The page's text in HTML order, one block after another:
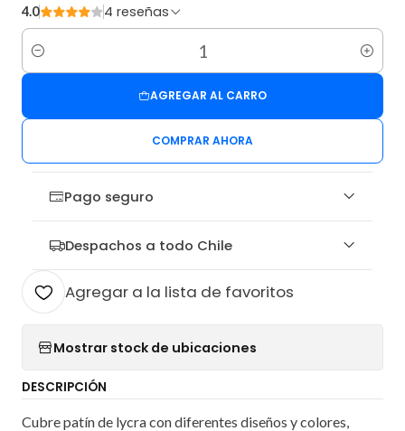
4.0 4 reseñas
Cantidad
AGREGAR AL CARRO
COMPRAR AHORA
Pago seguro
Despachos a todo Chile
Agregar a la lista de favoritos
Mostrar stock de ubicaciones
DESCRIPCIÓN
Cubre patín de lycra con diferentes diseños y colores,